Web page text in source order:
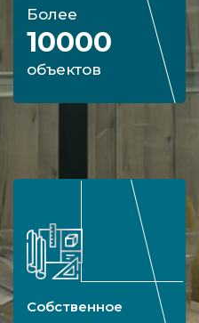
Более
10000
объектов
Собственное